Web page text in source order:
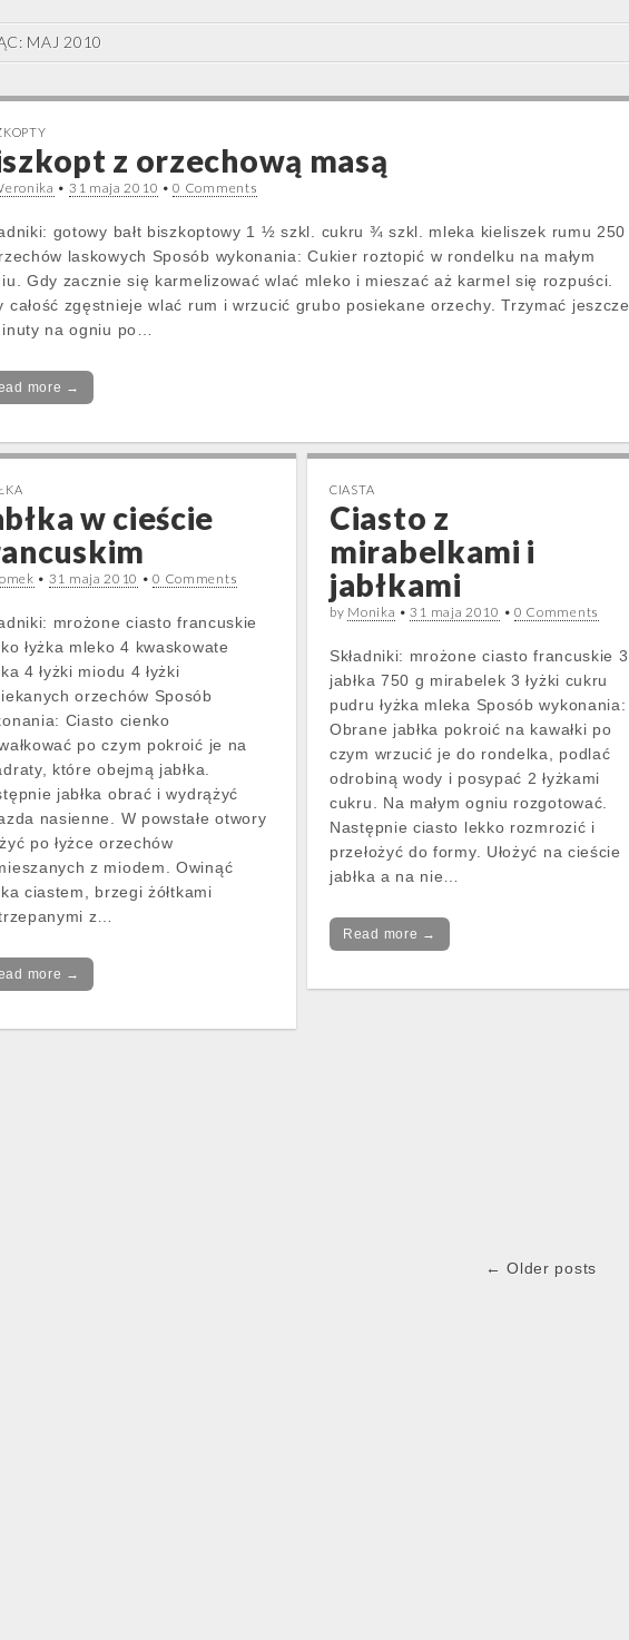
MAJ 2010
z orzechową masą
• 31 maja 2010 •0 Comments
gotowy bałt biszkoptowy 1 ½ szkl. cukru ¾ szkl. mleka kieliszek rumu 250
laskowych Sposób wykonania: Cukier roztopić w rondelku na małym
Gdy zacznie się karmelizować wlać mleko i mieszać aż karmel się rozpuści.
całość zgęstnieje wlać rum i wrzucić grubo posiekane orzechy. Trzymać jeszcze
na ogniu po…
more →
w cieście
• 31 maja 2010 •0 Comments
mrożone ciasto francuskie
łyżka mleko 4 kwaskowate
4 łyżki miodu 4 łyżki
orzechów Sposób
Ciasto cienko
po czym pokroić je na
które obejmą jabłka.
jabłka obrać i wydrążyć
nasienne. W powstałe otwory
po łyżce orzechów
z miodem. Owinąć
ciastem, brzegi żółtkami
z…
more →
CIASTA
Ciasto z
mirabelkami i
jabłkami
by Monika •31 maja 2010 • 0 Comments
Składniki: mrożone ciasto francuskie 3
jabłka 750 g mirabelek 3 łyżki cukru
pudru łyżka mleka Sposób wykonania:
Obrane jabłka pokroić na kawałki po
czym wrzucić je do rondelka, podlać
odrobiną wody i posypać 2 łyżkami
cukru. Na małym ogniu rozgotować.
Następnie ciasto lekko rozmrozić i
przełożyć do formy. Ułożyć na cieście
jabłka a na nie…
Read more →
← Older posts